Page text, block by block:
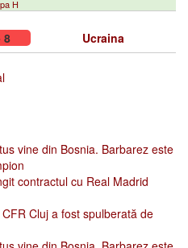
H
8 Ucraina
vine din Bosnia. Barbarez este
contractul cu Real Madrid
Cluj a fost spulberată de